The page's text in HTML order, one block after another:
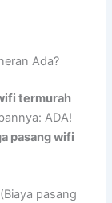
Ada?
termurah
ADA!
pasang wifi
pasang